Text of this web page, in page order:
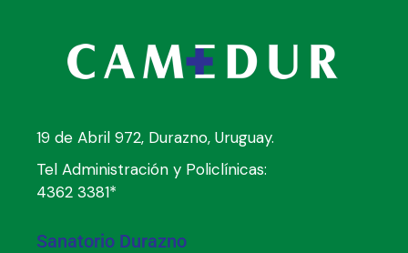
19 de Abril 972, Durazno, Uruguay.
Tel Administración y Policlínicas:
4362 3381*
Sanatorio Durazno